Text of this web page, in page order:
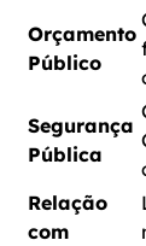
Orçamento
Público
Segurança
Pública
Relação
com